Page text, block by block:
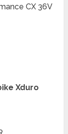
CX 36V
Xduro